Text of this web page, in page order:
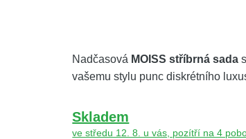
Nadčasová MOISS stříbrná sada
vašemu stylu punc diskrétního
Skladem
ve středu 12. 8. u vás, pozítří na 4